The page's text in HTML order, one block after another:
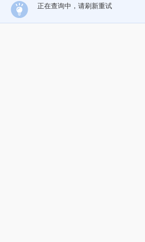
正在查询中，请刷新重试